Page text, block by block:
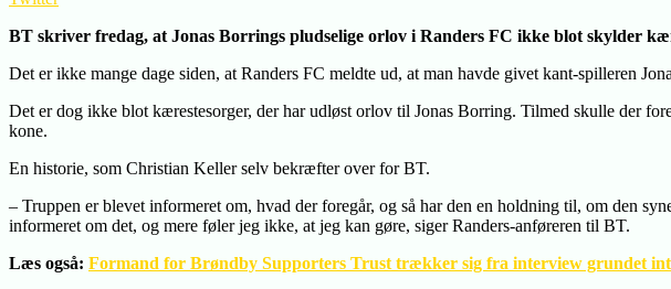
BT skriver fredag, at Jonas Borrings pludselige orlov i Randers FC ikke blot skylder
Det er ikke mange dage siden, at Randers FC meldte ud, at man havde givet kant-spilleren
Det er dog ikke blot kærestesorger, der har udløst orlov til Jonas Borring. Tilmed skulle der
kone.
En historie, som Christian Keller selv bekræfter over for BT.
– Truppen er blevet informeret om, hvad der foregår, og så har den en holdning til, om den
informeret om det, og mere føler jeg ikke, at jeg kan gøre, siger Randers-anføreren til BT.
Læs også: Formand for Brøndby Supporters Trust trækker sig fra interview grundet